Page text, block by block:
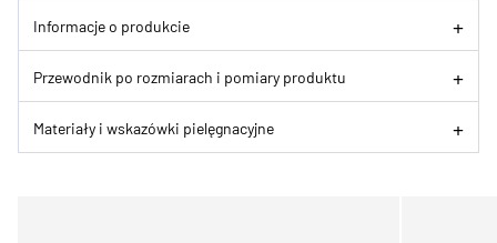
Informacje o produkcie
Przewodnik po rozmiarach i pomiary produktu
Materiały i wskazówki pielęgnacyjne